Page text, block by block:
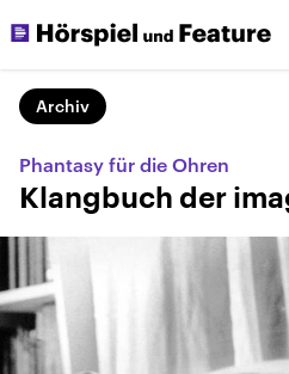
Archiv
Phantasy für die Ohren
Klangbuch der